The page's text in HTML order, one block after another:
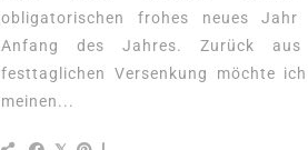
obligatorischen frohes neues Jahr
Anfang des Jahres. Zurück
festtaglichen Versenkung möchte ich
meinen...